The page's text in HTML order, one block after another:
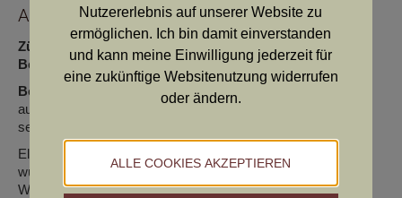
Akita vom Steinlus
Züchter:
Christian Pisl
Besitzer:Christian Pisl
Beschreibung:
Vollständige Schere, Auge mittelbraun,
ausgeprägter Stopp, kräftiger Hals, gute obere Linie, etwas
seichte Brust, trockene Lende.
Elegante Hündin der man noch etwas Substanz wünschen
würde. Glänzendes Gebrauchshaar, ruhiges angenehmes
Wesen
Nutzererlebnis auf unserer Website zu
ermöglichen. Ich bin damit einverstanden
und kann meine Einwilligung jederzeit für
eine zukünftige Websitenutzung widerrufen
oder ändern.
ALLE COOKIES AKZEPTIEREN